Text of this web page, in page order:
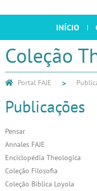
INÍCIO
Coleção
Portal FAJE
Publicações
Pensar
Annales FAJE
Enciclopédia Theologica
Coleção Filosofia
Coleção Bíblica Loyola